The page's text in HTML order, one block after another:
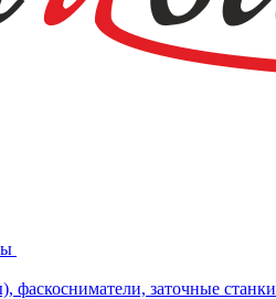
фаскосниматели, заточные станки